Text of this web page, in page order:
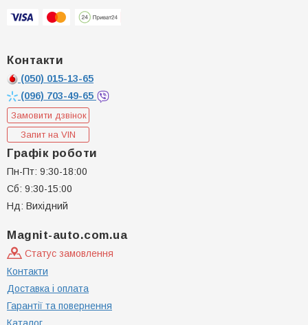
Контакти
(050) 015-13-65
(096) 703-49-65
Замовити дзвінок
Запит на VIN
Графік роботи
Пн-Пт: 9:30-18:00
Сб: 9:30-15:00
Нд: Вихідний
Magnit-auto.com.ua
Статус замовлення
Контакти
Доставка і оплата
Гарантії та повернення